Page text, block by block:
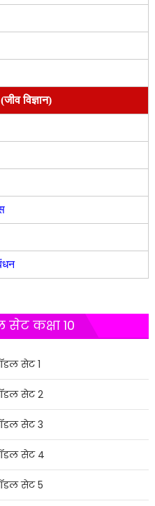
विज्ञान)
सेट कक्षा 10
सेट 1
सेट 2
सेट 3
सेट 4
सेट 5